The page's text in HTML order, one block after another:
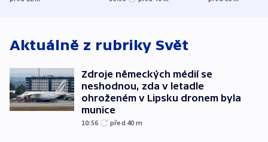
Aktuálně z rubriky Svět
Zdroje německých médií se
neshodnou, zda v letadle
ohroženém v Lipsku dronem byla
munice
10:56 před 40 m